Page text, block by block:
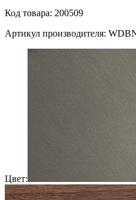
Код товара: 200509
Артикул производителя:
Цвет: